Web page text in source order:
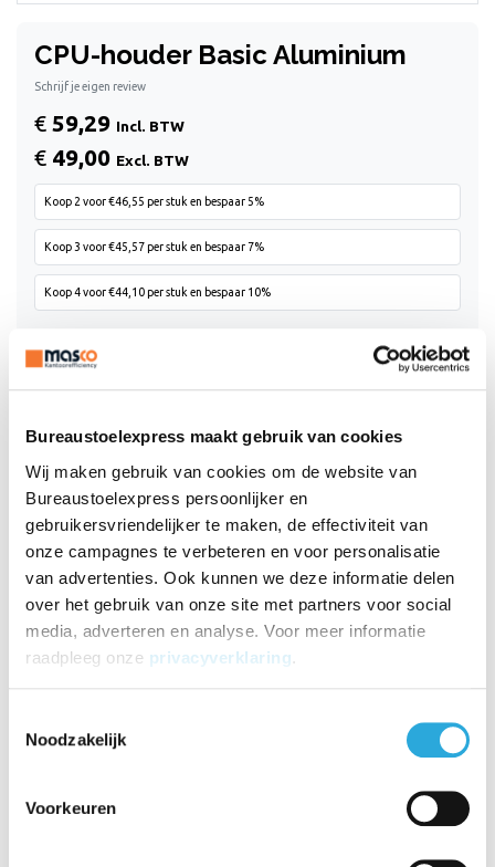
Bureaustoelexpress maakt gebruik van cookies
Wij maken gebruik van cookies om de website van
Bureaustoelexpress persoonlijker en
gebruikersvriendelijker te maken, de effectiviteit van
onze campagnes te verbeteren en voor personalisatie
van advertenties. Ook kunnen we deze informatie delen
over het gebruik van onze site met partners voor social
media, adverteren en analyse. Voor meer informatie
raadpleeg onze privacyverklaring.
Noodzakelijk
Voorkeuren
CPU-houder Basic Aluminium
Schrijf je eigen review
€ 59,29 Incl. BTW
€ 49,00 Excl. BTW
Koop 2 voor €46,55 per stuk en bespaar 5%
Koop 3 voor €45,57 per stuk en bespaar 7%
Koop 4 voor €44,10 per stuk en bespaar 10%
omschrijven. Praktisch elke computerbehuizing past in deze
CPU-houder die met de volgende maten verstelbaars is:
460mm.
Op voorraad 4-7 werkdagen
Aantal - +
Aan verlanglijst toevoegen
Product uitproberen?
Bezoek onze showroom!
Toevoegen aan vergelijking